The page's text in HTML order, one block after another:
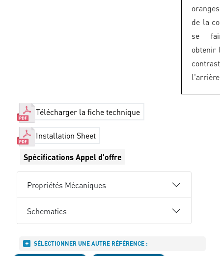
de la
se
obtenir
Télécharger la fiche technique
Installation Sheet
Spécifications Appel d'offre
Propriétés Mécaniques
Schematics
SÉLECTIONNER UNE AUTRE RÉFÉRENCE :